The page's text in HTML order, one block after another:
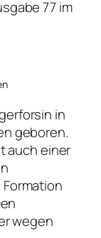
77 im
in
geboren.
auch einer
wegen